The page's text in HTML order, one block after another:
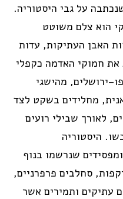
על גבי היסטוריה.
הוא צלם משוטט
האבן העתיקות, עדות
חמוקי האדמה כקפלי
מהישגי
מחלידים בשקט לצד
לאורך שבילי רועים
היסטוריה
שנרשמו בנוף
סחלבים פרפרניים,
עתיקים ותמירים אשר